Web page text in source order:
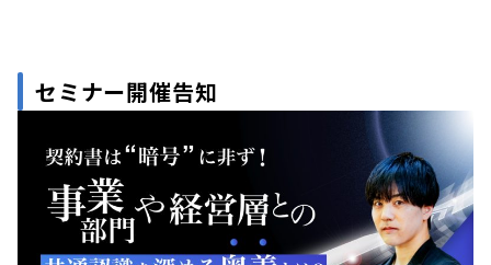
セミナー開催告知